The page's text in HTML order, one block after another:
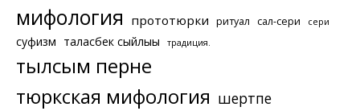
мифология прототюрки ритуал сал-сери сери
суфизм таласбек сыйлығы традиция.
тылсым перне
тюркская мифология шертпе